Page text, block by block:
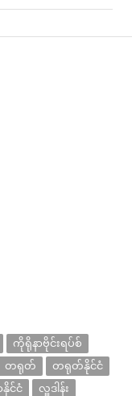
ကိုရိုနာဗိုင်းရပ်စ်
တရုတ်
တရုတ်နိုင်ငံ
နိုင်ငံ လှူဒါန်း